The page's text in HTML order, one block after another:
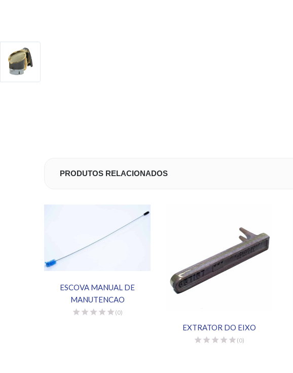
PRODUTOS RELACIONADOS
ESCOVA MANUAL DE
MANUTENCAO
(0)
EXTRATOR DO EIXO
(0)